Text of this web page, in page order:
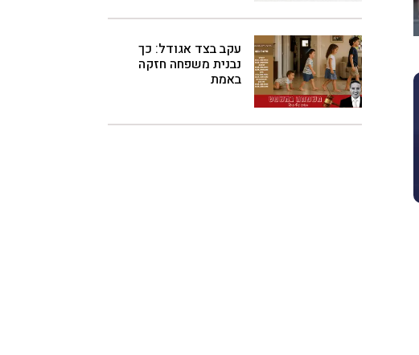
עקב בצד אגודל: כך
נבנית משפחה חזקה
באמת